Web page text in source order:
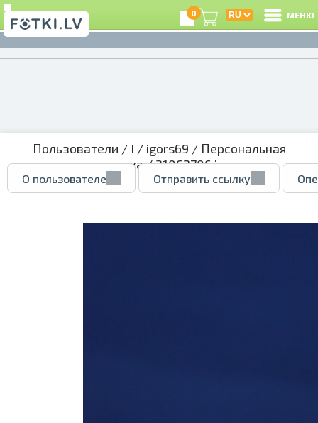
0 МЕНЮ
Пользователи / I / igors69 / Персональная
выставка/ 31062706.jpg
О пользователе Отправить ссылку